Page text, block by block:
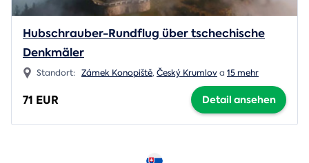
Hubschrauber-Rundflug über tschechische
Denkmäler
Standort: Zámek Konopiště,Český Krumlova 15 mehr
71 EUR Detail ansehen